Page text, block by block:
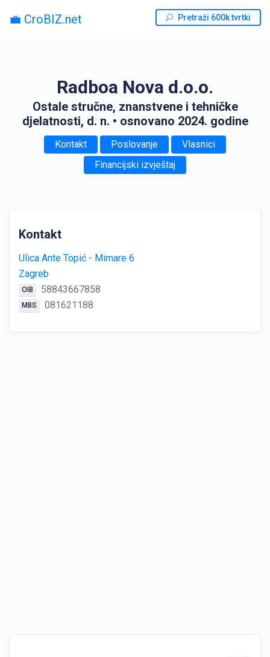
💼 CroBIZ.net Pretraži 600k tvrtki
Radboa Nova d.o.o.
Ostale stručne, znanstvene i tehničke
djelatnosti, d. n. • osnovano 2024. godine
Kontakt Poslovanje
Vlasnici
Financijski izvještaj
Kontakt
Ulica Ante Topić - Mimare 6
Zagreb
OIB 58843667858
MBS 081621188